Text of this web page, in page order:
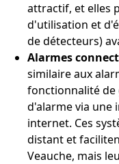
attractif, et elles
d'utilisation et
de détecteurs)
Alarmes
similaire aux
fonctionnalité
d'alarme via une
internet. Ces
distant et
Veauche, mais